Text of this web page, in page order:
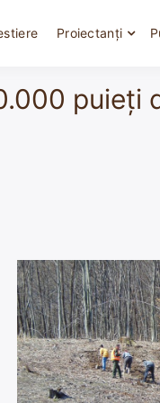
Proiectanți
puieţi